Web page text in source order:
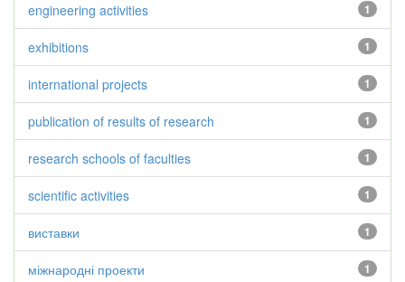
1
engineering activities
1
exhibitions
1
international projects
1
publication of results of research
1
research schools of faculties
1
scientific activities
1
виставки
1
міжнародні проекти